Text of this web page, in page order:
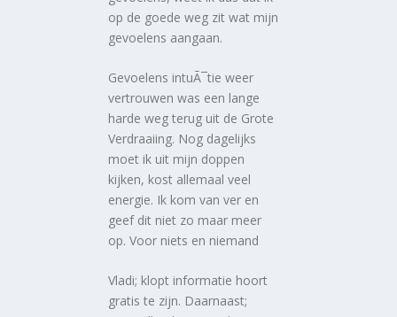
op de goede weg zit wat mijn
gevoelens aangaan.
Gevoelens intuÃ¯tie weer
vertrouwen was een lange
harde weg terug uit de Grote
Verdraaiing. Nog dagelijks
moet ik uit mijn doppen
kijken, kost allemaal veel
energie. Ik kom van ver en
geef dit niet zo maar meer
op. Voor niets en niemand
Vladi; klopt informatie hoort
gratis te zijn. Daarnaast;